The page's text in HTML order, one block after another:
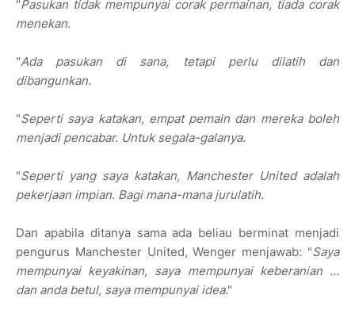
"Pasukan tidak mempunyai corak permainan, tiada corak
menekan.
"Ada pasukan di sana, tetapi perlu dilatih dan
dibangunkan.
"Seperti saya katakan, empat pemain dan mereka boleh
menjadi pencabar. Untuk segala-galanya.
"Seperti yang saya katakan, Manchester United adalah
pekerjaan impian. Bagi mana-mana jurulatih.
Dan apabila ditanya sama ada beliau berminat menjadi
pengurus Manchester United, Wenger menjawab: "Saya
mempunyai keyakinan, saya mempunyai keberanian ...
dan anda betul, saya mempunyai idea."